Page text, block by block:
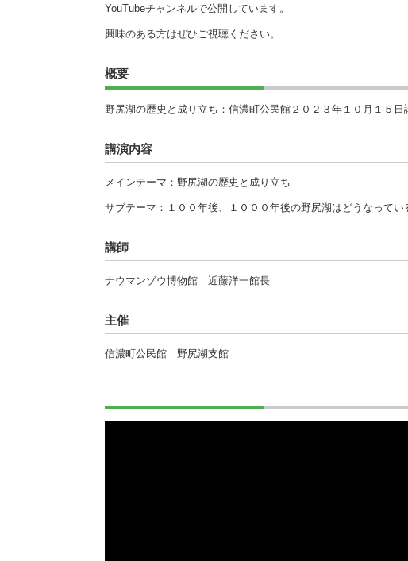
ペット
YouTubeチャンネルで公開しています。
興味のある方はぜひご視聴ください。
概要
野尻湖の歴史と成り立ち：信濃町公民館２０２３年１０月１５日
講演内容
メインテーマ：野尻湖の歴史と成り立ち
サブテーマ：１００年後、１０００年後の野尻湖はどうなってい
講師
ナウマンゾウ博物館 近藤洋一館長
主催
信濃町公民館 野尻湖支館